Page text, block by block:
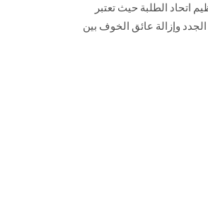
اتحاد الطلبة حيث تعتبر
وإزالة عائق الخوف بين